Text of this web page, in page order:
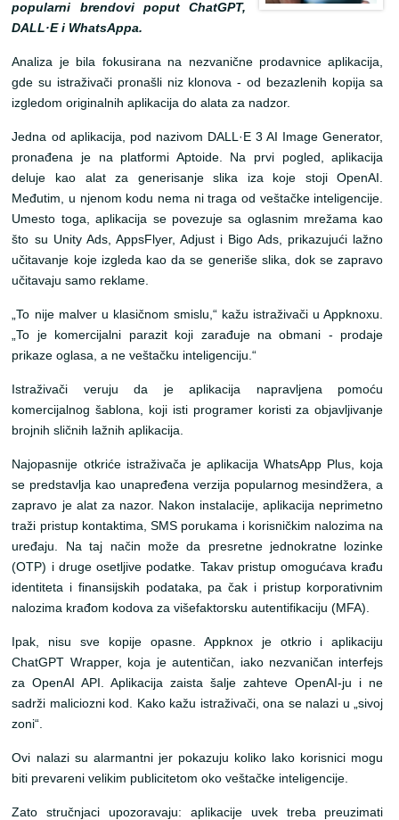
popularni brendovi poput ChatGPT,
DALL·E i WhatsAppa.
Analiza je bila fokusirana na nezvanične prodavnice aplikacija,
gde su istraživači pronašli niz klonova - od bezazlenih kopija sa
izgledom originalnih aplikacija do alata za nadzor.
Jedna od aplikacija, pod nazivom DALL·E 3 AI Image Generator,
pronađena je na platformi Aptoide. Na prvi pogled, aplikacija
deluje kao alat za generisanje slika iza koje stoji OpenAI.
Međutim, u njenom kodu nema ni traga od veštačke inteligencije.
Umesto toga, aplikacija se povezuje sa oglasnim mrežama kao
što su Unity Ads, AppsFlyer, Adjust i Bigo Ads, prikazujući lažno
učitavanje koje izgleda kao da se generiše slika, dok se zapravo
učitavaju samo reklame.
„To nije malver u klasičnom smislu,“ kažu istraživači u Appknoxu.
„To je komercijalni parazit koji zarađuje na obmani - prodaje
prikaze oglasa, a ne veštačku inteligenciju.“
Istraživači veruju da je aplikacija napravljena pomoću
komercijalnog šablona, koji isti programer koristi za objavljivanje
brojnih sličnih lažnih aplikacija.
Najopasnije otkriće istraživača je aplikacija WhatsApp Plus, koja
se predstavlja kao unapređena verzija popularnog mesindžera, a
zapravo je alat za nazor. Nakon instalacije, aplikacija neprimetno
traži pristup kontaktima, SMS porukama i korisničkim nalozima na
uređaju. Na taj način može da presretne jednokratne lozinke
(OTP) i druge osetljive podatke. Takav pristup omogućava krađu
identiteta i finansijskih podataka, pa čak i pristup korporativnim
nalozima krađom kodova za višefaktorsku autentifikaciju (MFA).
Ipak, nisu sve kopije opasne. Appknox je otkrio i aplikaciju
ChatGPT Wrapper, koja je autentičan, iako nezvaničan interfejs
za OpenAI API. Aplikacija zaista šalje zahteve OpenAI-ju i ne
sadrži maliciozni kod. Kako kažu istraživači, ona se nalazi u „sivoj
zoni“.
Ovi nalazi su alarmantni jer pokazuju koliko lako korisnici mogu
biti prevareni velikim publicitetom oko veštačke inteligencije.
Zato stručnjaci upozoravaju: aplikacije uvek treba preuzimati